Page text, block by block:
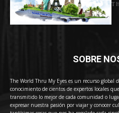
SOBRE
The World Thru My Eyes es un recurso global
conocimiento de cientos de expertos locales
transmitido lo mejor de cada comunidad o
expresar nuestra pasión por viajar y conocer